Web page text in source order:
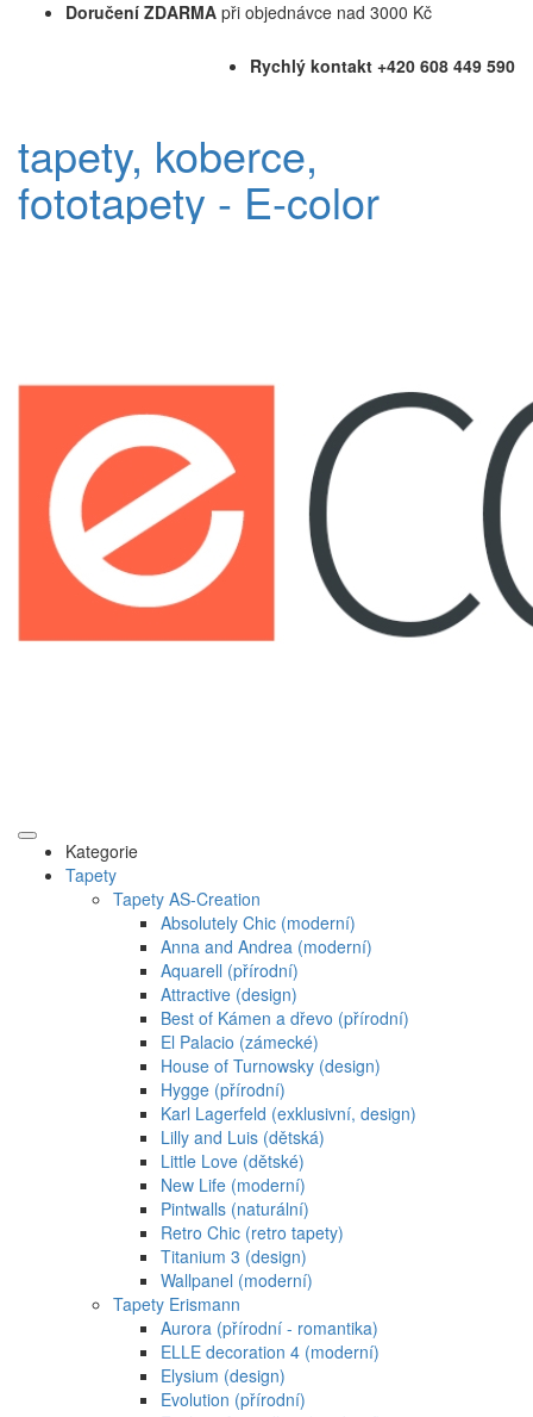
Doručení ZDARMA při objednávce nad 3000 Kč
Rychlý kontakt +420 608 449 590
tapety, koberce,
fototapety - E-color
Kategorie
Tapety
Tapety AS-Creation
Absolutely Chic (moderní)
Anna and Andrea (moderní)
Aquarell (přírodní)
Attractive (design)
Best of Kámen a dřevo (přírodní)
El Palacio (zámecké)
House of Turnowsky (design)
Hygge (přírodní)
Karl Lagerfeld (exklusivní, design)
Lilly and Luis (dětská)
Little Love (dětské)
New Life (moderní)
Pintwalls (naturální)
Retro Chic (retro tapety)
Titanium 3 (design)
Wallpanel (moderní)
Tapety Erismann
Aurora (přírodní - romantika)
ELLE decoration 4 (moderní)
Elysium (design)
Evolution (přírodní)